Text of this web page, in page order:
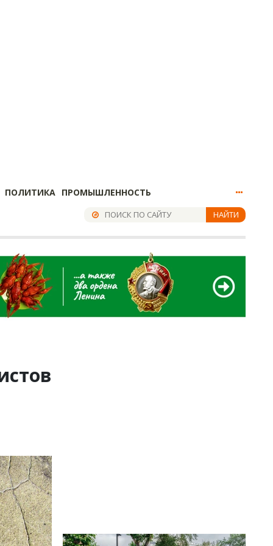
ПОЛИТИКА ПРОМЫШЛЕННОСТЬ
НАЙТИ